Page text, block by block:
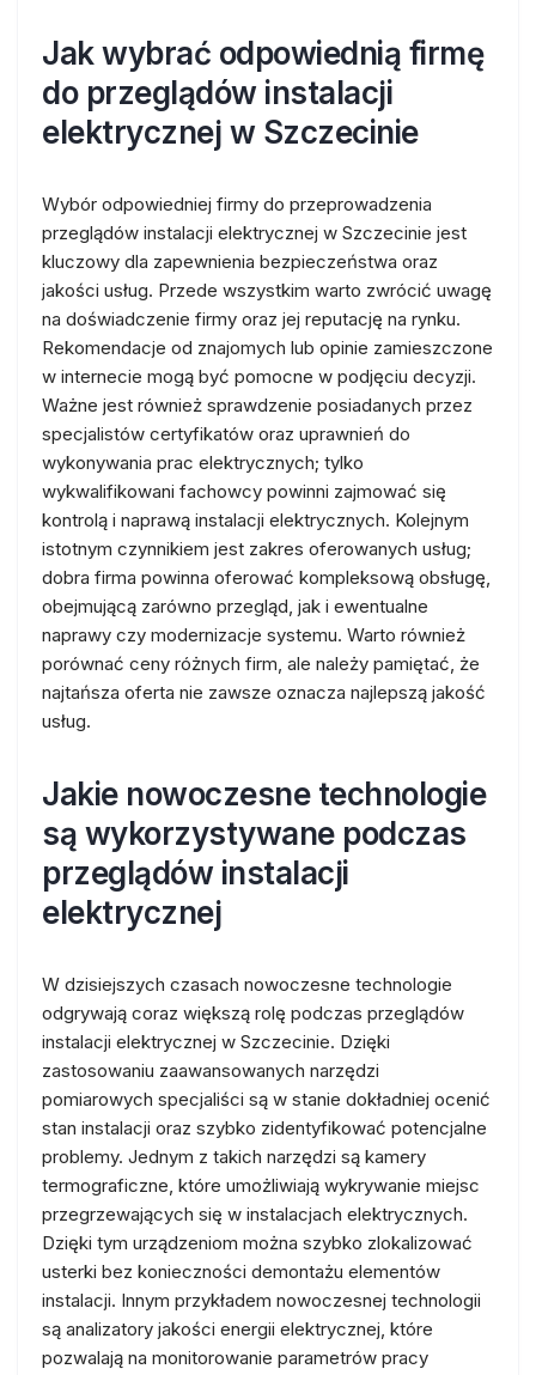
Jak wybrać odpowiednią firmę
do przeglądów instalacji
elektrycznej w Szczecinie
Wybór odpowiedniej firmy do przeprowadzenia
przeglądów instalacji elektrycznej w Szczecinie jest
kluczowy dla zapewnienia bezpieczeństwa oraz
jakości usług. Przede wszystkim warto zwrócić uwagę
na doświadczenie firmy oraz jej reputację na rynku.
Rekomendacje od znajomych lub opinie zamieszczone
w internecie mogą być pomocne w podjęciu decyzji.
Ważne jest również sprawdzenie posiadanych przez
specjalistów certyfikatów oraz uprawnień do
wykonywania prac elektrycznych; tylko
wykwalifikowani fachowcy powinni zajmować się
kontrolą i naprawą instalacji elektrycznych. Kolejnym
istotnym czynnikiem jest zakres oferowanych usług;
dobra firma powinna oferować kompleksową obsługę,
obejmującą zarówno przegląd, jak i ewentualne
naprawy czy modernizacje systemu. Warto również
porównać ceny różnych firm, ale należy pamiętać, że
najtańsza oferta nie zawsze oznacza najlepszą jakość
usług.
Jakie nowoczesne technologie
są wykorzystywane podczas
przeglądów instalacji
elektrycznej
W dzisiejszych czasach nowoczesne technologie
odgrywają coraz większą rolę podczas przeglądów
instalacji elektrycznej w Szczecinie. Dzięki
zastosowaniu zaawansowanych narzędzi
pomiarowych specjaliści są w stanie dokładniej ocenić
stan instalacji oraz szybko zidentyfikować potencjalne
problemy. Jednym z takich narzędzi są kamery
termograficzne, które umożliwiają wykrywanie miejsc
przegrzewających się w instalacjach elektrycznych.
Dzięki tym urządzeniom można szybko zlokalizować
usterki bez konieczności demontażu elementów
instalacji. Innym przykładem nowoczesnej technologii
są analizatory jakości energii elektrycznej, które
pozwalają na monitorowanie parametrów pracy